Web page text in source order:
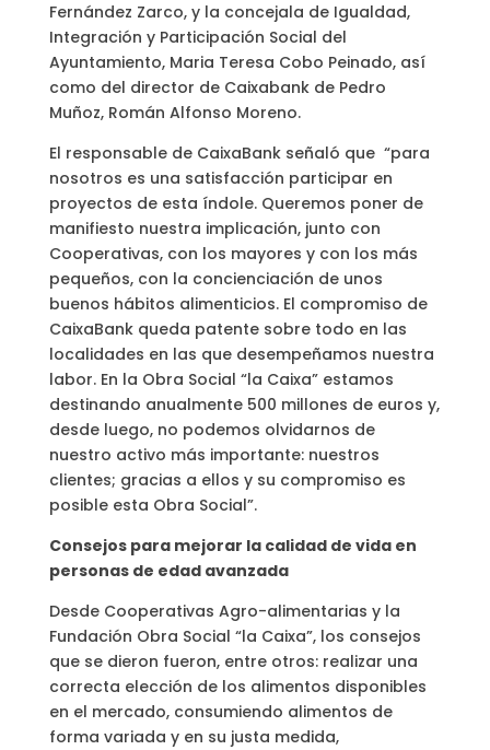
Fernández Zarco, y la concejala de Igualdad,
Integración y Participación Social del
Ayuntamiento, Maria Teresa Cobo Peinado, así
como del director de Caixabank de Pedro
Muñoz, Román Alfonso Moreno.
El responsable de CaixaBank señaló que “para
nosotros es una satisfacción participar en
proyectos de esta índole. Queremos poner de
manifiesto nuestra implicación, junto con
Cooperativas, con los mayores y con los más
pequeños, con la concienciación de unos
buenos hábitos alimenticios. El compromiso de
CaixaBank queda patente sobre todo en las
localidades en las que desempeñamos nuestra
labor. En la Obra Social “la Caixa” estamos
destinando anualmente 500 millones de euros y,
desde luego, no podemos olvidarnos de
nuestro activo más importante: nuestros
clientes; gracias a ellos y su compromiso es
posible esta Obra Social”.
Consejos para mejorar la calidad de vida en
personas de edad avanzada
Desde Cooperativas Agro-alimentarias y la
Fundación Obra Social “la Caixa”, los consejos
que se dieron fueron, entre otros: realizar una
correcta elección de los alimentos disponibles
en el mercado, consumiendo alimentos de
forma variada y en su justa medida,